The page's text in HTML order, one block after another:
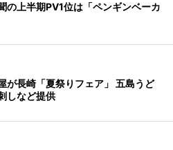
の上半期PV1位は「ペンギンベーカ
が長崎「夏祭りフェア」 五島うど
しなど提供